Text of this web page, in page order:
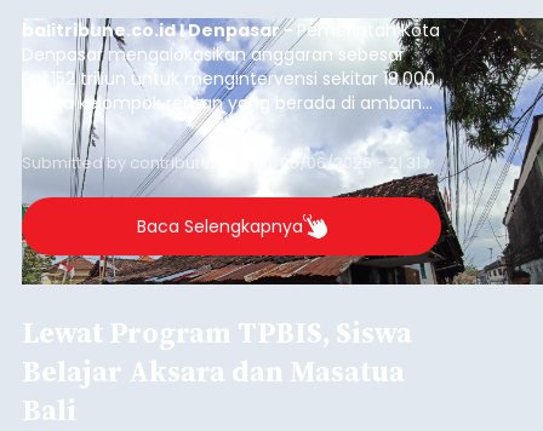
balitribune.co.id I Denpasar - Pemerintah Kota
Denpasar mengalokasikan anggaran sebesar
Rp1,152 triliun untuk mengintervensi sekitar 18.000
warga kelompok rentan yang berada di ambang
garis kemiskinan. Langkah strategis ini diambil
guna menjaga masyarakat yang berada pada
kelompok desil 5 dan 6 tersebut agar tidak
merosot ke kategori miskin.
Submitted by contributor Thu, 08/06/2026 - 21:31
Baca Selengkapnya
Lewat Program TPBIS, Siswa
Belajar Aksara dan Masatua
Bali